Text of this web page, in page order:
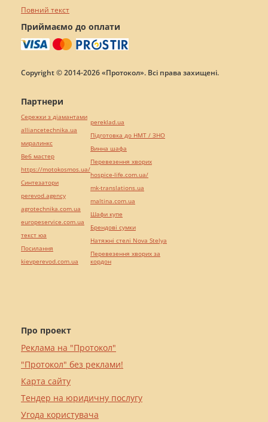
Повний текст
Приймаємо до оплати
Copyright © 2014-2026 «Протокол». Всі права захищені.
Про проект
Реклама на "Протокол"
"Протокол" без реклами!
Карта сайту
Тендер на юридичну послугу
Угода користувача
Партнери
Сережки з діамантами
alliancetechnika.ua
миралинкс
Веб мастер
https://motokosmos.ua/
Синтезатори
perevod.agency
agrotechnika.com.ua
europeservice.com.ua
текст юа
Посилання
kievperevod.com.ua
pereklad.ua
Підготовка до НМТ / ЗНО
Винна шафа
Перевезення хворих
hospice-life.com.ua/
mk-translations.ua
maltina.com.ua
Шафи купе
Брендові сумки
Натяжні стелі Nova Stelya
Перевезення хворих за
кордон